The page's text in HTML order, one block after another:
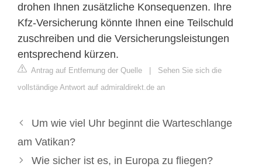
drohen Ihnen zusätzliche Konsequenzen. Ihre
Kfz-Versicherung könnte Ihnen eine Teilschuld
zuschreiben und die Versicherungsleistungen
entsprechend kürzen.
Antrag auf Entfernung der Quelle | Sehen Sie sich die
vollständige Antwort auf admiraldirekt.de an
Um wie viel Uhr beginnt die Warteschlange
am Vatikan?
Wie sicher ist es, in Europa zu fliegen?